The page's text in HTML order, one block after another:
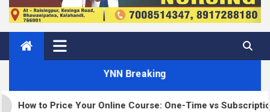
YNN Breaking
Your Online Course: One-Time vs Subscription vs